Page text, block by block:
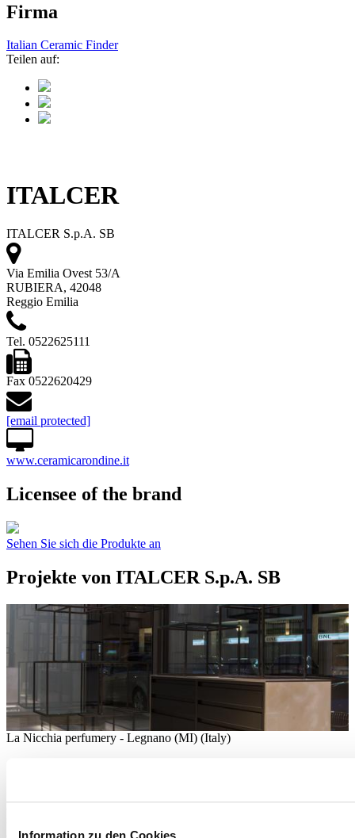
Firma
Italian Ceramic Finder
Teilen auf:
ITALCER
ITALCER S.p.A. SB
Via Emilia Ovest 53/A
RUBIERA, 42048
Reggio Emilia
Tel. 0522625111
Fax 0522620429
[email protected]
www.ceramicarondine.it
Licensee of the brand
Sehen Sie sich die Produkte an
Projekte von ITALCER S.p.A. SB
La Nicchia perfumery - Legnano (MI) (Italy)
An interior design project for a perfume store in Legnano uses
a fragrance, recreating molecules and the nebulisation effect